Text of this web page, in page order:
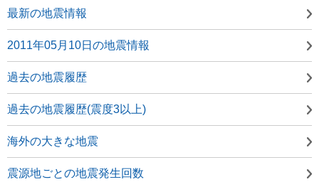
最新の地震情報
2011年05月10日の地震情報
過去の地震履歴
過去の地震履歴(震度3以上)
海外の大きな地震
震源地ごとの地震発生回数